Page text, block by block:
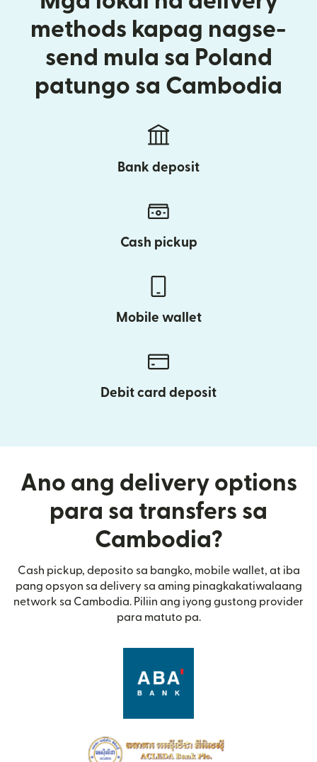
methods kapag nagse-
send mula sa Poland
patungo sa Cambodia
Bank deposit
Cash pickup
Mobile wallet
Debit card deposit
Ano ang delivery options
para sa transfers sa
Cambodia?
Cash pickup, deposito sa bangko, mobile wallet, at iba
pang opsyon sa delivery sa aming pinagkakatiwalaang
network sa Cambodia. Piliin ang iyong gustong provider
para matuto pa.